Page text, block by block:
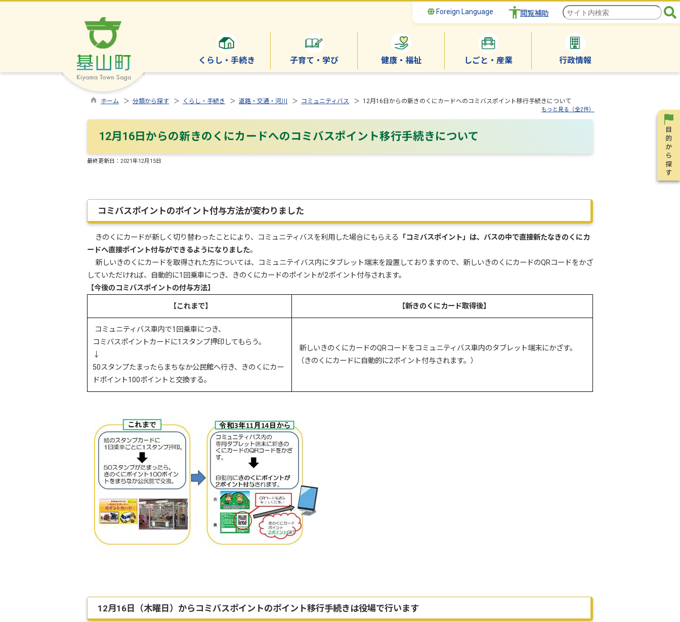
Foreign Language 閲覧補助
くらし・手続き 子育て・学び 健康・福祉 しごと・産業 行政情報
ホーム ＞ 分類から探す ＞ くらし・手続き ＞ 道路・交通・河川 ＞ コミュニティバス ＞ 12月16日からの新きのくにカードへのコミバスポイント移行手続きについて
もっと見る（全2件）
12月16日からの新きのくにカードへのコミバスポイント移行手続きについて
最終更新日： 2021年12月15日
コミバスポイントのポイント付与方法が変わりました
きのくにカードが新しく切り替わったことにより、コミュニティバスを利用した場合にもらえる
「コミバスポイント」は、バスの中で直接新たなきのくにカ
ードへ直接ポイント付与ができるようになりました。
新しいきのくにカードを取得された方については、コミュニテイバス内にタブレット端末を設置しておりますので、新しいきのくにカードのQRコードをかざ
していただければ、自動的に1回乗車につき、きのくにカードのポイントが2ポイント付与されます。
【今後のコミバスポイントの付与方法】
【これまで】 【新きのくにカード取得後】
コミュニティバス車内で1回乗車につき、
コミバスポイントカードに1スタンプ押印してもらう。
↓
50スタンプたまったらまちなか公民館へ行き、きのくにカー
ドポイント100ポイントと交換する。
新しいきのくにカードのQRコードをコミュニティバス車内のタブレット端末にかざす。
（きのくにカードに自動的に2ポイント付与されます。）
12月16日（木曜日）からコミバスポイントのポイント移行手続きは役場で行います